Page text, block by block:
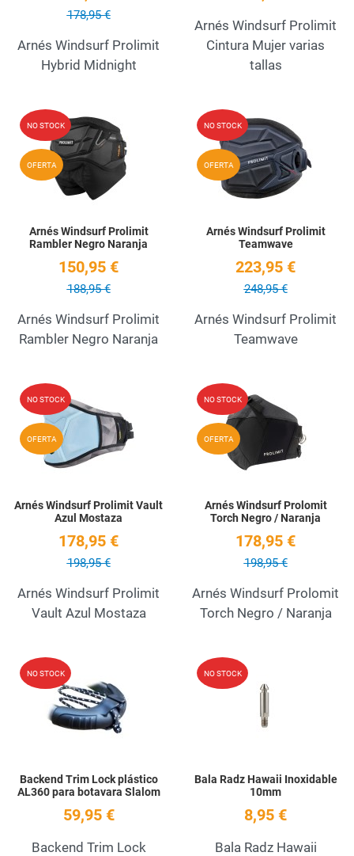
178,95 €
Arnés Windsurf Prolimit
Hybrid Midnight
Arnés Windsurf Prolimit
Cintura Mujer varias
tallas
NO STOCK
OFERTA
Add to Wishlist
Quick View
Arnés Windsurf Prolimit
Rambler Negro Naranja
150,95 €
188,95 €
Arnés Windsurf Prolimit
Rambler Negro Naranja
NO STOCK
OFERTA
Arnés Windsurf Prolimit
Teamwave
223,95 €
248,95 €
Arnés Windsurf Prolimit
Teamwave
NO STOCK
OFERTA
Add to Wishlist
Quick View
Arnés Windsurf Prolimit Vault
Azul Mostaza
178,95 €
198,95 €
Arnés Windsurf Prolimit
Vault Azul Mostaza
NO STOCK
OFERTA
Arnés Windsurf Prolomit
Torch Negro / Naranja
178,95 €
198,95 €
Arnés Windsurf Prolomit
Torch Negro / Naranja
NO STOCK Add to Wishlist
Backend Trim Lock plástico
AL360 para botavara Slalom
59,95 €
Backend Trim Lock
NO STOCK
Bala Radz Hawaii Inoxidable
10mm
8,95 €
Bala Radz Hawaii